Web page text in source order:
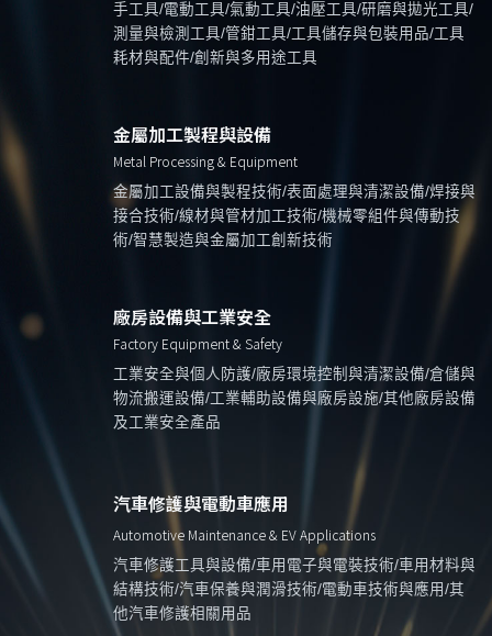
手工具/電動工具/氣動工具/油壓工具/研磨與拋光工具/
測量與檢測工具/管鉗工具/工具儲存與包裝用品/工具
耗材與配件/創新與多用途工具
金屬加工製程與設備
Metal Processing & Equipment
金屬加工設備與製程技術/表面處理與清潔設備/焊接與
接合技術/線材與管材加工技術/機械零組件與傳動技
術/智慧製造與金屬加工創新技術
廠房設備與工業安全
Factory Equipment & Safety
工業安全與個人防護/廠房環境控制與清潔設備/倉儲與
物流搬運設備/工業輔助設備與廠房設施/其他廠房設備
及工業安全產品
汽車修護與電動車應用
Automotive Maintenance & EV Applications
汽車修護工具與設備/車用電子與電裝技術/車用材料與
結構技術/汽車保養與潤滑技術/電動車技術與應用/其
他汽車修護相關用品